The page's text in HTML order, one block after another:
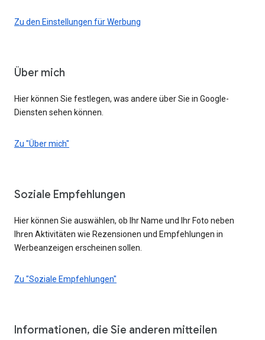
Zu den Einstellungen für Werbung
Über mich
Hier können Sie festlegen, was andere über Sie in Google-
Diensten sehen können.
Zu "Über mich"
Soziale Empfehlungen
Hier können Sie auswählen, ob Ihr Name und Ihr Foto neben
Ihren Aktivitäten wie Rezensionen und Empfehlungen in
Werbeanzeigen erscheinen sollen.
Zu "Soziale Empfehlungen"
Informationen, die Sie anderen mitteilen